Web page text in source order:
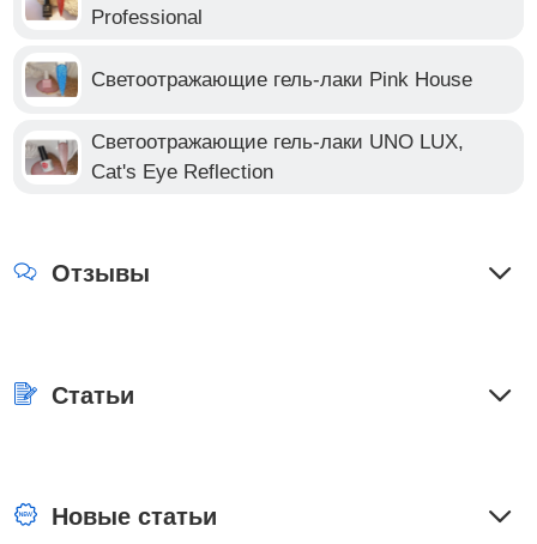
Professional
Светоотражающие гель-лаки Pink House
Светоотражающие гель-лаки UNO LUX,
Cat's Eye Reflection
Отзывы
Статьи
Новые статьи